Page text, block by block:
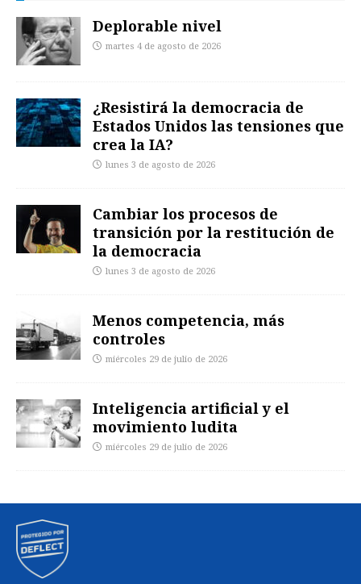
Deplorable nivel
martes 4 de agosto de 2026
¿Resistirá la democracia de
Estados Unidos las tensiones que
crea la IA?
lunes 3 de agosto de 2026
Cambiar los procesos de
transición por la restitución de
la democracia
lunes 3 de agosto de 2026
Menos competencia, más
controles
miércoles 29 de julio de 2026
Inteligencia artificial y el
movimiento ludita
miércoles 29 de julio de 2026